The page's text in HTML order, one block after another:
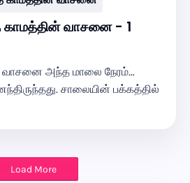
வாசனை - 1
வாசனை அந்த மாலை நேரம்…
சாலையின் பக்கத்தில்
Load More